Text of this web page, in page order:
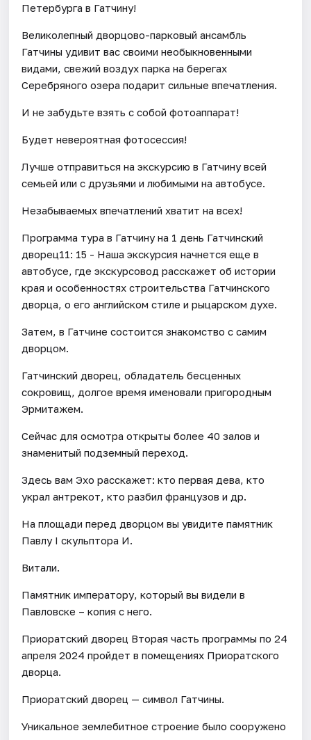
Петербурга в Гатчину!
Великолепный дворцово-парковый ансамбль
Гатчины удивит вас своими необыкновенными
видами, свежий воздух парка на берегах
Серебряного озера подарит сильные впечатления.
И не забудьте взять с собой фотоаппарат!
Будет невероятная фотосессия!
Лучше отправиться на экскурсию в Гатчину всей
семьей или с друзьями и любимыми на автобусе.
Незабываемых впечатлений хватит на всех!
Программа тура в Гатчину на 1 день Гатчинский
дворец11: 15 - Наша экскурсия начнется еще в
автобусе, где экскурсовод расскажет об истории
края и особенностях строительства Гатчинского
дворца, о его английском стиле и рыцарском духе.
Затем, в Гатчине состоится знакомство с самим
дворцом.
Гатчинский дворец, обладатель бесценных
сокровищ, долгое время именовали пригородным
Эрмитажем.
Сейчас для осмотра открыты более 40 залов и
знаменитый подземный переход.
Здесь вам Эхо расскажет: кто первая дева, кто
украл антрекот, кто разбил французов и др.
На площади перед дворцом вы увидите памятник
Павлу I скульптора И.
Витали.
Памятник императору, который вы видели в
Павловске – копия с него.
Приоратский дворец Вторая часть программы по 24
апреля 2024 пройдет в помещениях Приоратского
дворца.
Приоратский дворец — символ Гатчины.
Уникальное землебитное строение было сооружено